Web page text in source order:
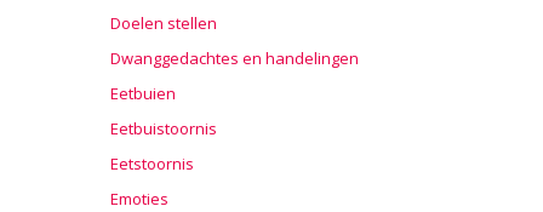
Doelen stellen
Dwanggedachtes en handelingen
Eetbuien
Eetbuistoornis
Eetstoornis
Emoties